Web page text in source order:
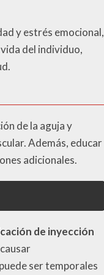
y estrés emocional,
del individuo,
de la aguja y
Además, educar
adicionales.
de inyección
ser temporales